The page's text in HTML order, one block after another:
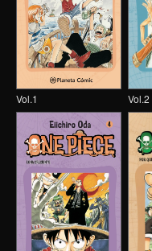
Vol.1 Vol.2